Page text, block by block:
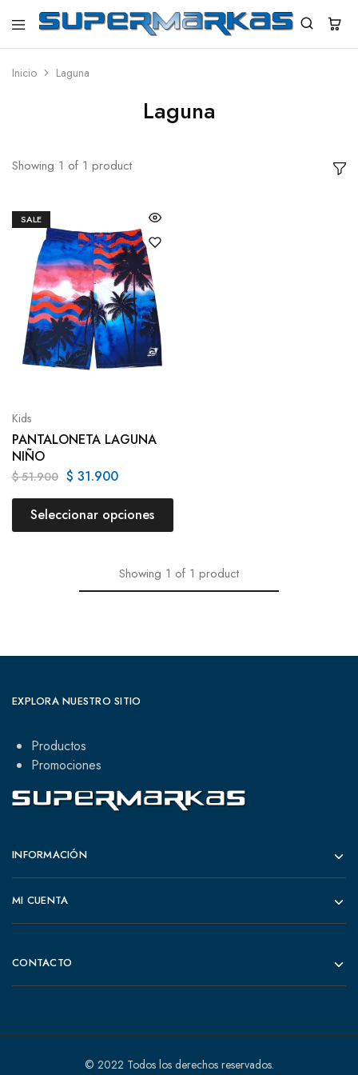
SuperMarkas
Ropa
con
Inicio Laguna
Laguna
Showing 1 of 1 product
SALE
Kids
PANTALONETA LAGUNA
NIÑO
$51.900 $ 31.900
Seleccionar opciones
Showing 1 of 1 product
EXPLORA NUESTRO SITIO
Productos
Promociones
INFORMACIÓN
MI CUENTA
CONTACTO
© 2022 Todos los derechos reservados.